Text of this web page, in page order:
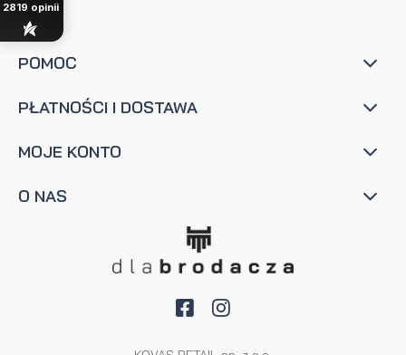
POMOC
PŁATNOŚCI I DOSTAWA
MOJE KONTO
O NAS
2819 opinii